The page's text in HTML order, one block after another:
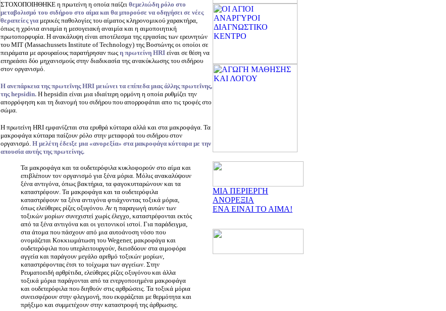
ΣΤΟΧΟΠΟΙΗΘΗΚΕ η πρωτείνη η οποία παίζει θεμελιώδη ρόλο στο
μεταβολισμό του σιδήρου στο αίμα και θα μπορούσε να οδηγήσει σε νέες
θεραπείες για μερικές παθολογίες του αίματος κληρονομικού χαρακτήρα,
όπως η χρόνια ανιαμία η μεσογειακή αναιμία και η αιμοποιητική
πρωτοπορφυρία. Η ανακάλυψη είναι αποτέλεσμα της εργασίας των ερευνητών
του MIT (Massachussets Institute of Technology) της Βοστώνης οι οποίοι σε
πειράματα με αρουραίους παρατήρησαν πως η πρωτείνη HRI είναι σε θέση να
επηρεάσει δύο μηχανισμούς στην διαδικασία της ανακύκλωσης του σιδήρου
στον οργανισμό.
Η ανεπάρκεια της πρωτεΐνης HRI μειώνει τα επίπεδα μιας άλλης πρωτεΐνης,
της hepsidin. Η hepsidin είναι μια ιδιαίτερη ορμόνη η οποία ρυθμίζει την
απορρόφηση και τη διανομή του σιδήρου που απορροφάται απο τις τροφές στο
σώμα.
Η πρωτείνη HRI εμφανίζεται στα ερυθρά κύτταρα αλλά και στα μακροφάγα. Τα
μακροφάγα κύτταρα παίζουν ρόλο στην μεταφορά του σιδήρου στον
οργανισμό. Η μελέτη έδειξε μια «ανορεξία» στα μακροφάγα κύτταρα με την
απουσία αυτής της πρωτείνης.
Τα μακροφάγα και τα ουδετερόφιλα κυκλοφορούν στο αίμα και
επιβλέπουν τον οργανισμό για ξένα μόρια. Μόλις ανακαλύψουν
ξένα αντιγόνα, όπως βακτήρια, τα φαγοκυτταρώνουν και τα
καταστρέφουν. Τα μακροφάγα και τα ουδετερόφιλα
καταστρέφουν τα ξένα αντιγόνα φτιάχνοντας τοξικά μόρια,
όπως ελεύθερες ρίζες οξυγόνου. Αν η παραγωγή αυτών των
τοξικών μορίων συνεχιστεί χωρίς έλεγχο, καταστρέφονται εκτός
από τα ξένα αντιγόνα και οι γειτονικοί ιστοί. Για παράδειγμα,
στα άτομα που πάσχουν από μια αυτοάνοση νόσο που
ονομάζεται Κοκκιωμάτωση του Wegener, μακροφάγα και
ουδετερόφιλα που υπερλειτουργούν, διεισδύουν στα αιμοφόρα
αγγεία και παράγουν μεγάλο αριθμό τοξικών μορίων,
καταστρέφοντας έτσι το τοίχωμα των αγγείων. Στην
Ρευματοειδή αρθρίτιδα, ελεύθερες ρίζες οξυγόνου και άλλα
τοξικά μόρια παράγονται από τα ενεργοποιημένα μακροφάγα
και ουδετερόφιλα που διηθούν στις αρθρώσεις. Τα τοξικά μόρια
συνεισφέρουν στην φλεγμονή, που εκφράζεται με θερμότητα και
πρήξιμο και συμμετέχουν στην καταστροφή της άρθρωσης.
ΜΙΑ ΠΕΡΙΕΡΓΗ
ΑΝΟΡΕΞΙΑ
ΕΝΑ ΕΙΝΑΙ ΤΟ ΑΙΜΑ!